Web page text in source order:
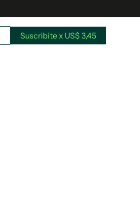
Suscribite x US$ 3,45